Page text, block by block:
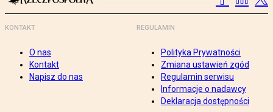
KONTAKT
O nas
Kontakt
Napisz do nas
REGULAMIN
Polityka Prywatności
Zmiana ustawień zgód
Regulamin serwisu
Informacje o nadawcy
Deklaracja dostępności